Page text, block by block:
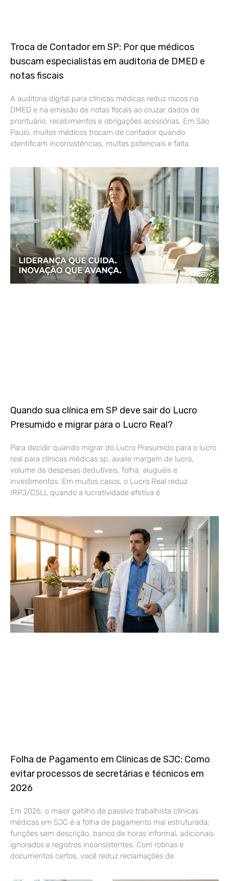
Troca de Contador em SP: Por que médicos
buscam especialistas em auditoria de DMED e
notas fiscais
A auditoria digital para clínicas médicas reduz riscos na
DMED e na emissão de notas fiscais ao cruzar dados de
prontuário, recebimentos e obrigações acessórias. Em São
Paulo, muitos médicos trocam de contador quando
identificam inconsistências, multas potenciais e falta
Quando sua clínica em SP deve sair do Lucro
Presumido e migrar para o Lucro Real?
Para decidir quando migrar do Lucro Presumido para o lucro
real para clínicas médicas sp, avalie margem de lucro,
volume de despesas dedutíveis, folha, aluguéis e
investimentos. Em muitos casos, o Lucro Real reduz
IRPJ/CSLL quando a lucratividade efetiva é
Folha de Pagamento em Clínicas de SJC: Como
evitar processos de secretárias e técnicos em
2026
Em 2026, o maior gatilho de passivo trabalhista clínicas
médicas em SJC é a folha de pagamento mal estruturada:
funções sem descrição, banco de horas informal, adicionais
ignorados e registros inconsistentes. Com rotinas e
documentos certos, você reduz reclamações de